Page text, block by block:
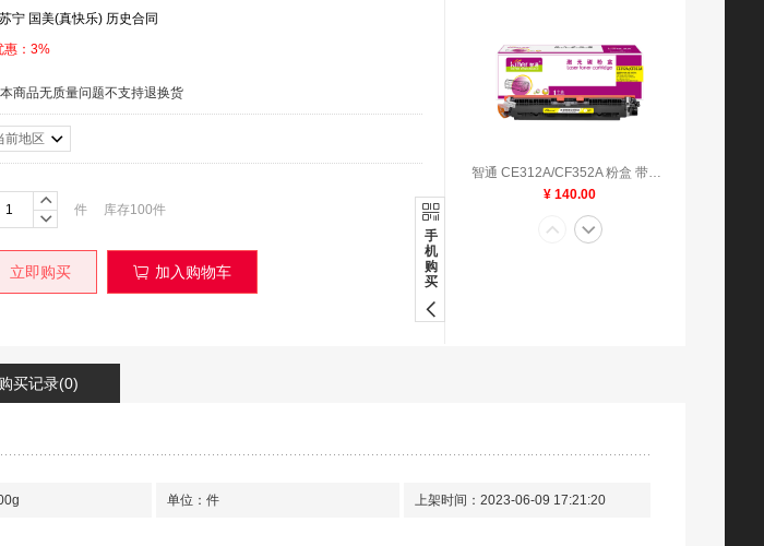
苏宁 国美(真快乐) 历史合同
惠：3%
商品无质量问题不支持退换货
前地区
件 库存100件
立即购买 加入购物车
手
机
购
买
智通 CE312A/CF352A 粉盒 带芯片 黄色 1000页(A4,5%)适用惠普HP LaserJet CP1025 M175a M175nw M275
¥ 140.00
购买记录(0)
单位：件 上架时间：2023-06-09 17:21:20